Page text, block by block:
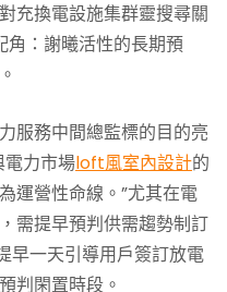
充換電設施集群靈搜尋關
角：謝曦活性的長期預
服務中間總監標的目的亮
電力市場loft風室內設計的
運營性命線。”尤其在電
需提早預判供需趨勢制訂
一天引導用戶簽訂放電
預判閑置時段。